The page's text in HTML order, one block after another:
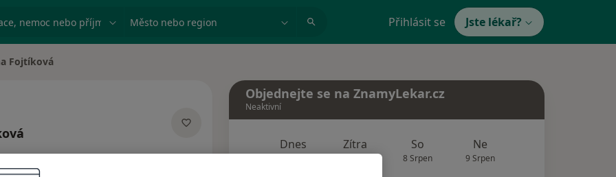
nemoc nebo příjmení Město nebo region Přihlásit se Jste lékař?
Fojtíková
Objednejte se na ZnamyLekar.cz
Neaktivní
Dnes Zítra So
8 Srpen
Ne
9 Srpen